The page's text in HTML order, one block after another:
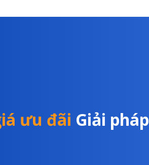
ưu đãi Giải pháp